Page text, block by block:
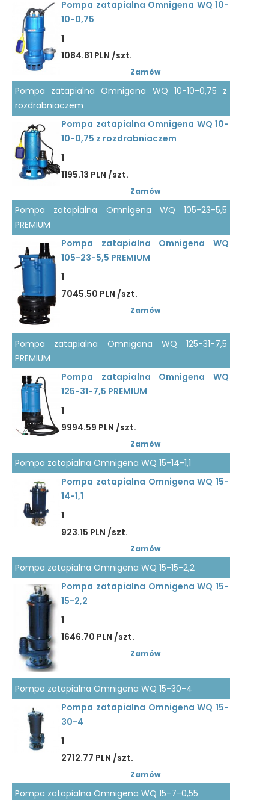
Pompa zatapialna Omnigena WQ 10-
10-0,75
1
1084.81 PLN /szt.
Zamów
Pompa zatapialna Omnigena WQ 10-10-0,75 z
rozdrabniaczem
Pompa zatapialna Omnigena WQ 10-
10-0,75 z rozdrabniaczem
1
1195.13 PLN /szt.
Zamów
Pompa zatapialna Omnigena WQ 105-23-5,5
PREMIUM
Pompa zatapialna Omnigena WQ
105-23-5,5 PREMIUM
1
7045.50 PLN /szt.
Zamów
Pompa zatapialna Omnigena WQ 125-31-7,5
PREMIUM
Pompa zatapialna Omnigena WQ
125-31-7,5 PREMIUM
1
9994.59 PLN /szt.
Zamów
Pompa zatapialna Omnigena WQ 15-14-1,1
Pompa zatapialna Omnigena WQ 15-
14-1,1
1
923.15 PLN /szt.
Zamów
Pompa zatapialna Omnigena WQ 15-15-2,2
Pompa zatapialna Omnigena WQ 15-
15-2,2
1
1646.70 PLN /szt.
Zamów
Pompa zatapialna Omnigena WQ 15-30-4
Pompa zatapialna Omnigena WQ 15-
30-4
1
2712.77 PLN /szt.
Zamów
Pompa zatapialna Omnigena WQ 15-7-0,55